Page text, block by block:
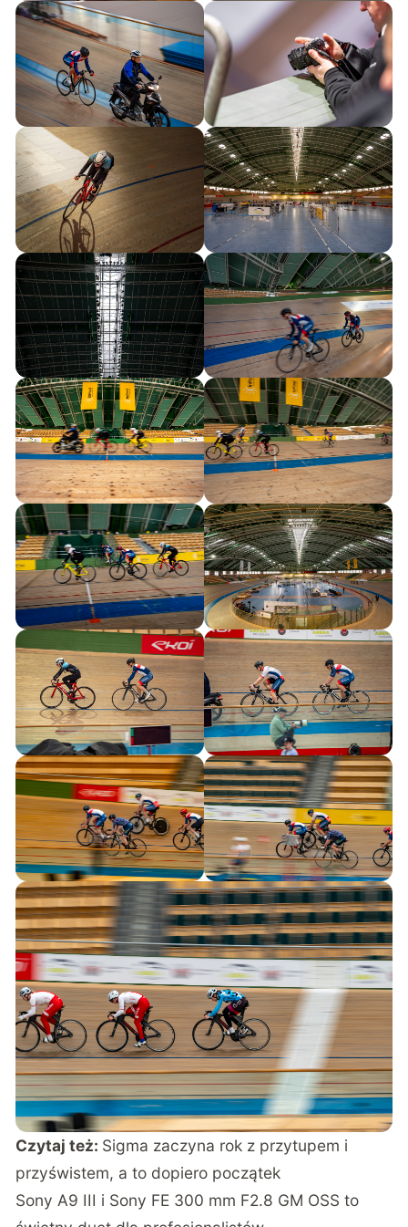
Czytaj też: Sigma zaczyna rok z przytupem i
przyświstem, a to dopiero początek
Sony A9 III i Sony FE 300 mm F2.8 GM OSS to